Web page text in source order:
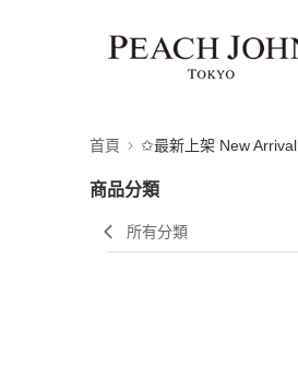
首頁 ✩最新上架 New Arrival
商品分類
所有分類